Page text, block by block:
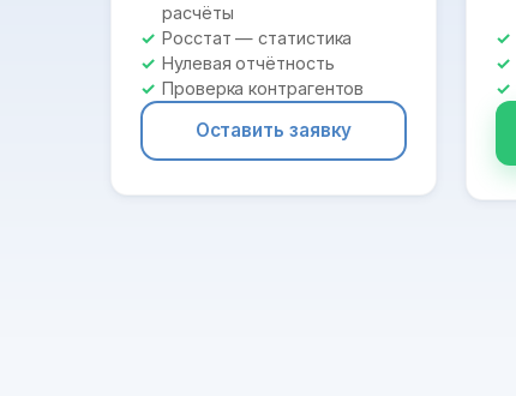
расчёты
Росстат — статистика
Нулевая отчётность
Проверка контрагентов
Оставить заявку